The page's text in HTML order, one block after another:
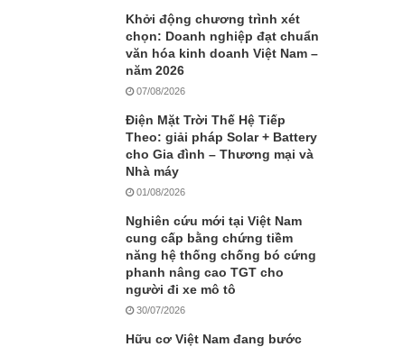
Khởi động chương trình xét
chọn: Doanh nghiệp đạt chuẩn
văn hóa kinh doanh Việt Nam –
năm 2026
07/08/2026
Điện Mặt Trời Thế Hệ Tiếp
Theo: giải pháp Solar + Battery
cho Gia đình – Thương mại và
Nhà máy
01/08/2026
Nghiên cứu mới tại Việt Nam
cung cấp bằng chứng tiềm
năng hệ thống chống bó cứng
phanh nâng cao TGT cho
người đi xe mô tô
30/07/2026
Hữu cơ Việt Nam đang bước